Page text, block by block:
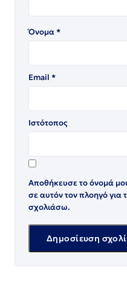
Όνομα*
Email *
Ιστότοπος
Αποθήκευσε το όνομά
σε αυτόν τον πλοηγό
σχολιάσω.